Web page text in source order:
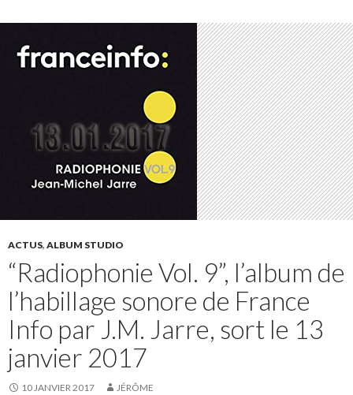
ACTUS, ALBUM STUDIO
“Radiophonie Vol. 9”, l’album de
l’habillage sonore de France
Info par J.M. Jarre, sort le 13
janvier 2017
10 JANVIER 2017 JÉRÔME